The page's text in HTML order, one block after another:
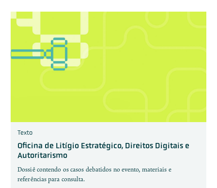
Texto
Oficina de Litígio Estratégico, Direitos Digitais e
Autoritarismo
Dossiê contendo os casos debatidos no evento, materiais e
referências para consulta.